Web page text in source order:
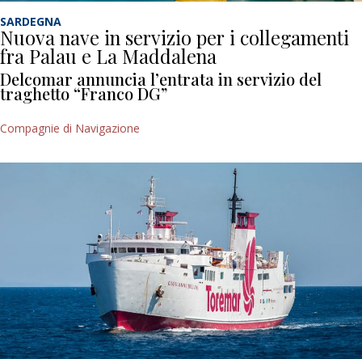
SARDEGNA
Nuova nave in servizio per i collegamenti
fra Palau e La Maddalena
Delcomar annuncia l’entrata in servizio del
traghetto “Franco DG”
Compagnie di Navigazione